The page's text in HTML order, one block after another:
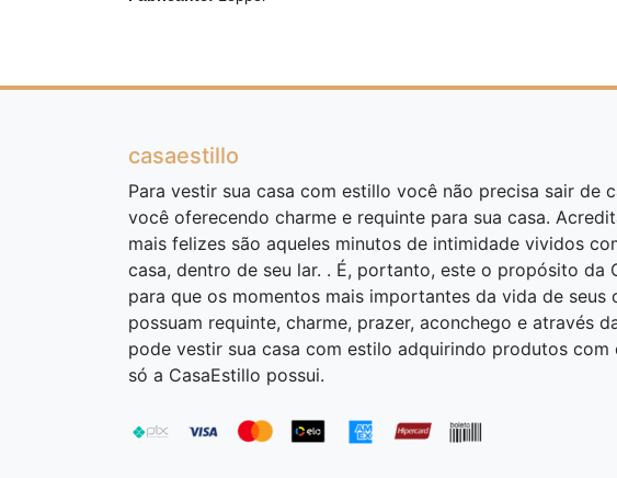
casaestillo
Para vestir sua casa com estillo você não precisa sair de
você oferecendo charme e requinte para sua casa.
mais felizes são aqueles minutos de intimidade vividos
casa, dentro de seu lar. . É, portanto, este o propósito da
para que os momentos mais importantes da vida de seus
possuam requinte, charme, prazer, aconchego e através
pode vestir sua casa com estilo adquirindo produtos com
só a CasaEstillo possui.